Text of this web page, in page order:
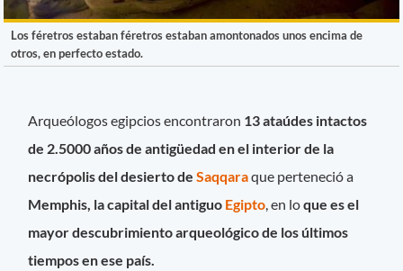
Los féretros estaban féretros estaban amontonados unos encima de
otros, en perfecto estado.
Arqueólogos egipcios encontraron 13 ataúdes intactos
de 2.5000 años de antigüedad en el interior de la
necrópolis del desierto deSaqqaraque perteneció a
Memphis, la capital del antiguo Egipto , en loque es el
mayor descubrimiento arqueológico de los últimos
tiempos en ese país.